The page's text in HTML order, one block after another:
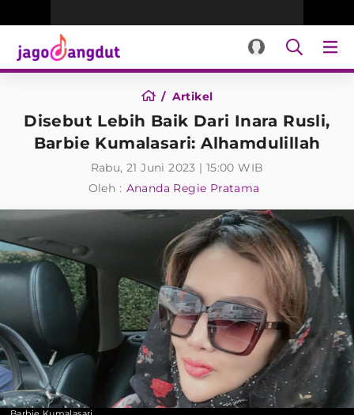
Artikel
Disebut Lebih Baik Dari Inara Rusli,
Barbie Kumalasari: Alhamdulillah
Rabu, 21 Juni 2023 | 15:00 WIB
Oleh : Ananda Regie Pratama